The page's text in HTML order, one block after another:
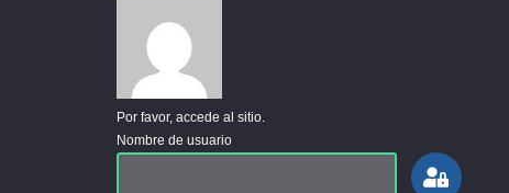
Por favor, accede al sitio.
Nombre de usuario